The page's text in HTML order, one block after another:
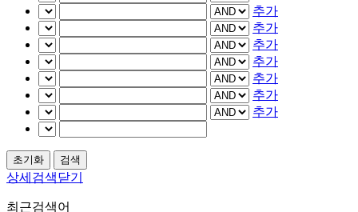
추가
추가
추가
추가
추가
추가
추가
상세검색닫기
최근검색어